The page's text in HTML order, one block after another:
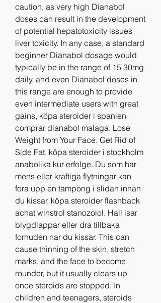
caution, as very high Dianabol
doses can result in the development
of potential hepatotoxicity issues
liver toxicity. In any case, a standard
beginner Dianabol dosage would
typically be in the range of 15 30mg
daily, and even Dianabol doses in
this range are enough to provide
even intermediate users with great
gains, köpa steroider i spanien
comprar dianabol malaga. Lose
Weight from Your Face. Get Rid of
Side Fat, köpa steroider i stockholm
anabolika kur erfolge. Du som har
mens eller kraftiga flytningar kan
fora upp en tampong i slidan innan
du kissar, köpa steroider flashback
achat winstrol stanozolol. Hall isar
blygdlappar eller dra tillbaka
forhuden nar du kissar. This can
cause thinning of the skin, stretch
marks, and the face to become
rounder, but it usually clears up
once steroids are stopped. In
children and teenagers, steroids